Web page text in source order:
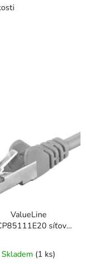
ValueLine
síťový
Skladem (1 ks)